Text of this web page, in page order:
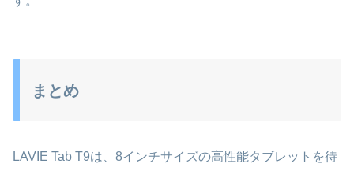
まとめ
LAVIE Tab T9は、8インチサイズの高性能タブレットを待